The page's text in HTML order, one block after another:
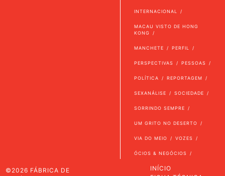
INTERNACIONAL
MACAU VISTO DE HONG
KONG
MANCHETE PERFIL
PERSPECTIVAS PESSOAS
POLÍTICA REPORTAGEM
SEXANÁLISE SOCIEDADE
SORRINDO SEMPRE
UM GRITO NO DESERTO
VIA DO MEIO VOZES
ÓCIOS & NEGÓCIOS
©2026 FÁBRICA DE
INÍCIO